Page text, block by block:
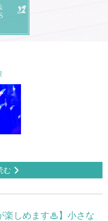
む
楽しめます♨】小さな